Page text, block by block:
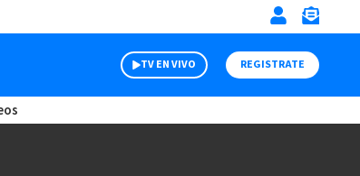
TV EN VIVO REGISTRATE